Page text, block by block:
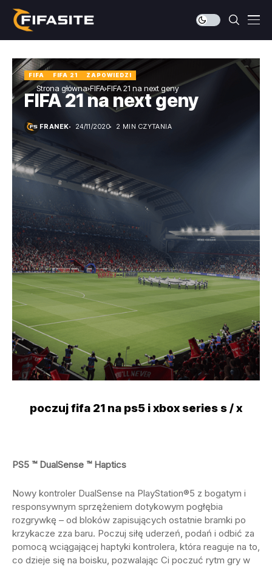
Strona główna FIFA FIFA 21 na next geny
FIFA FIFA 21 ZAPOWIEDZI
FIFA 21 na next geny
FRANEK 24/11/2020 2 MIN CZYTANIA
poczuj fifa 21 na ps5 i xbox series s / x
PS5 ™ DualSense ™ Haptics
Nowy kontroler DualSense na PlayStation®5 z bogatym i
responsywnym sprzężeniem dotykowym pogłębia
rozgrywkę – od bloków zapisujących ostatnie bramki po
krzykacze zza baru. Poczuj siłę uderzeń, podań i odbić za
pomocą wciągającej haptyki kontrolera, która reaguje na to,
co dzieje się na boisku, pozwalając Ci poczuć rytm gry w